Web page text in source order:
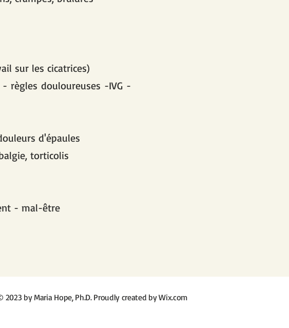
sur les cicatrices)
règles douloureuses -IVG -
d'épaules
torticolis
- mal-être
2023 by Maria Hope, Ph.D. Proudly created byWix.com